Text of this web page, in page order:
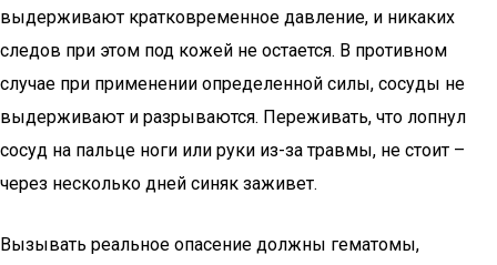
выдерживают кратковременное давление, и никаких
следов при этом под кожей не остается. В противном
случае при применении определенной силы, сосуды не
выдерживают и разрываются. Переживать, что лопнул
сосуд на пальце ноги или руки из-за травмы, не стоит –
через несколько дней синяк заживет.
Вызывать реальное опасение должны гематомы,